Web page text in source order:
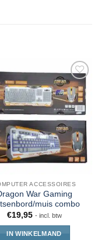
ACCESSOIRES
War Gaming
muis combo
€19,95 - incl. btw
IN WINKELMAND